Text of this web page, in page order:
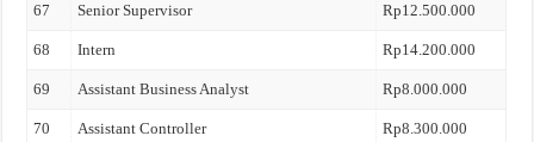
67 Senior Supervisor Rp12.500.000
68 Intern Rp14.200.000
69 Assistant Business Analyst Rp8.000.000
70 Assistant Controller Rp8.300.000